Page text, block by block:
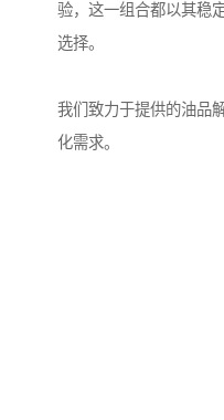
验，这一组合都以其稳
选择。
我们致力于提供的油品
化需求。